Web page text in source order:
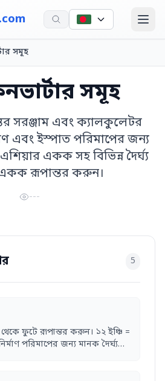
সমূহ
সমূহ
সরঞ্জাম এবং ক্যালকুলেটর
এবং ইস্পাত পরিমাপের জন্য
একক সহ বিভিন্ন দৈর্ঘ্য
রূপান্তর করুন।
---
5
থেকে ফুটে রূপান্তর করুন। ১২ ইঞ্চি =
পরিমাপের জন্য মানক দৈর্ঘ্য